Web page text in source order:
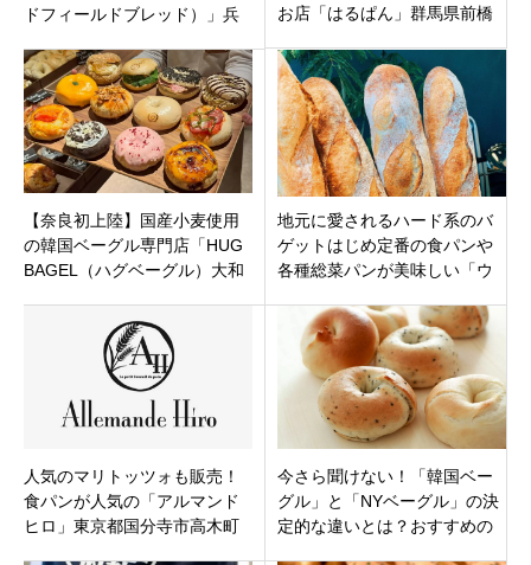
ドフィールドブレッド）」兵
お店「はるぱん」群馬県前橋
プンです。
【奈良初上陸】国産小麦使用
の韓国ベーグル専門店「HUG
BAGEL（ハグベーグル）大和
地元に愛されるハード系のバ
ゲットはじめ定番の食パンや
各種総菜パンが美味しい「ウ
納町
人気のマリトッツォも販売！
食パンが人気の「アルマンド
ヒロ」東京都国分寺市高木町
今さら聞けない！「韓国ベー
グル」と「NYベーグル」の決
定的な違いとは？おすすめの